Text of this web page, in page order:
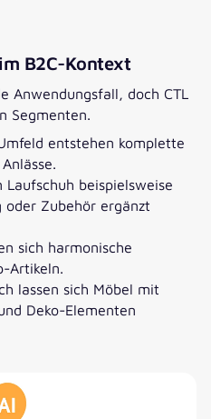
B2C-Kontext
Anwendungsfall, doch CTL
Segmenten.
entstehen komplette
beispielsweise
oder Zubehör ergänzt
sich harmonische
Artikeln.
lassen sich Möbel mit
Deko-Elementen